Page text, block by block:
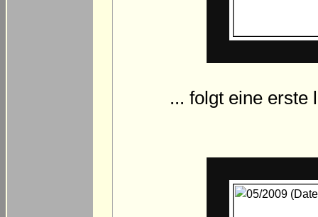
... folgt eine erste